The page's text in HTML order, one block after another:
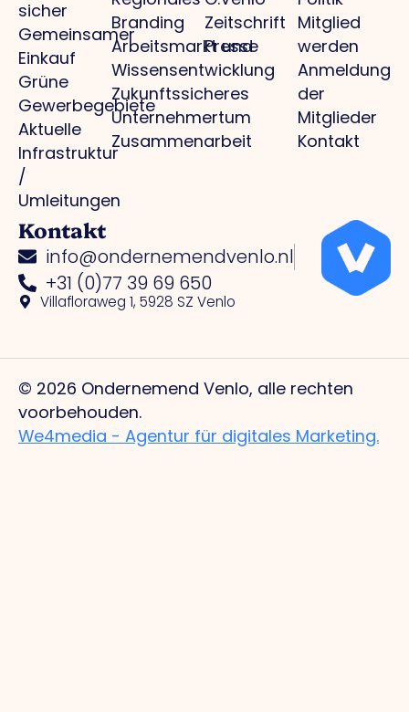
sicher
Gemeinsamer
Einkauf
Grüne
Gewerbegebiete
Aktuelle
Infrastruktur
/
Umleitungen
Branding
Arbeitsmarkt und
Wissensentwicklung
Zukunftssicheres
Unternehmertum
Zusammenarbeit
Zeitschrift
Presse
Mitglied
werden
Anmeldung
der
Mitglieder
Kontakt
Kontakt
info@ondernemendvenlo.nl
+31 (0)77 39 69 650
Villafloraweg 1, 5928 SZ Venlo
© 2026 Ondernemend Venlo, alle rechten
voorbehouden.
We4media - Agentur für digitales Marketing.